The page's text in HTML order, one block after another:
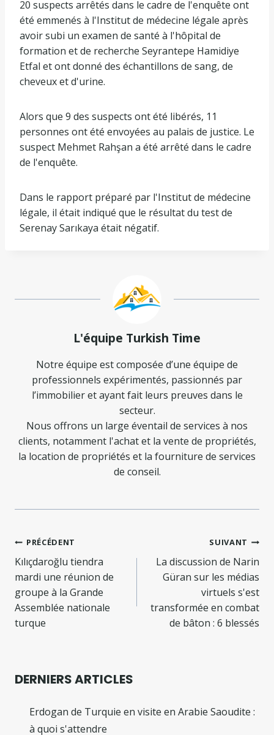
20 suspects arrêtés dans le cadre de l'enquête ont
été emmenés à l'Institut de médecine légale après
avoir subi un examen de santé à l'hôpital de
formation et de recherche Seyrantepe Hamidiye
Etfal et ont donné des échantillons de sang, de
cheveux et d'urine.
Alors que 9 des suspects ont été libérés, 11
personnes ont été envoyées au palais de justice. Le
suspect Mehmet Rahşan a été arrêté dans le cadre
de l'enquête.
Dans le rapport préparé par l'Institut de médecine
légale, il était indiqué que le résultat du test de
Serenay Sarıkaya était négatif.
L'équipe Turkish Time
Notre équipe est composée d’une équipe de
professionnels expérimentés, passionnés par
l’immobilier et ayant fait leurs preuves dans le
secteur.
Nous offrons un large éventail de services à nos
clients, notamment l'achat et la vente de propriétés,
la location de propriétés et la fourniture de services
de conseil.
Navigation
de
l’article
PRÉCÉDENT
Kılıçdaroğlu tiendra
mardi une réunion de
groupe à la Grande
Assemblée nationale
turque
SUIVANT
La discussion de Narin
Güran sur les médias
virtuels s'est
transformée en combat
de bâton : 6 blessés
DERNIERS ARTICLES
Erdogan de Turquie en visite en Arabie Saoudite :
à quoi s'attendre